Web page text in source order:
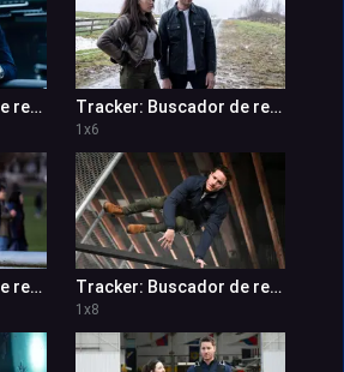
Tracker: Buscador de recompensas 1x5 Tracker: Buscador de recompensas 1x6
1 x6
Tracker: Buscador de recompensas 1x7 Tracker: Buscador de recompensas 1x8
1 x8